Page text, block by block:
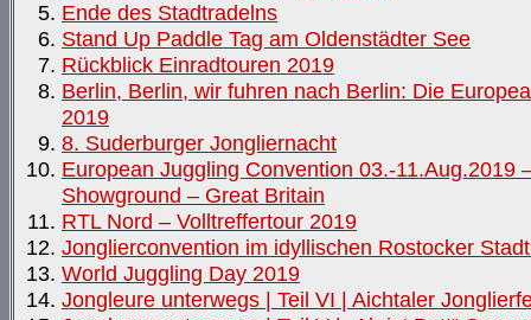
Ende des Stadtradelns
Stand Up Paddle Tag am Oldenstädter See
Rückblick Einradtouren 2019
Berlin, Berlin, wir fuhren nach Berlin: Die
2019
8. Suderburger Jongliernacht
European Juggling Convention 03.-11.Aug.2019
Showground – Great Britain
RTL Nord – Volltreffertour 2019
Jonglierconvention im idyllischen Rostocker
World Juggling Day 2019
Jongleure unterwegs | Teil VI | Aichtaler